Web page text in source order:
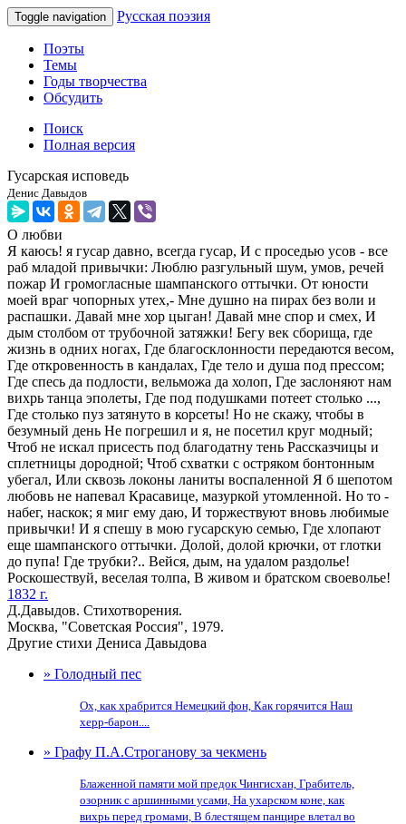
Toggle navigation Русская поэзия
Поэты
Темы
Годы творчества
Обсудить
Поиск
Полная версия
Гусарская исповедь
Денис Давыдов
О любви
Я каюсь! я гусар давно, всегда гусар, И с проседью усов - все
раб младой привычки: Люблю разгульный шум, умов, речей
пожар И громогласные шампанского оттычки. От юности
моей враг чопорных утех,- Мне душно на пирах без воли и
распашки. Давай мне хор цыган! Давай мне спор и смех, И
дым столбом от трубочной затяжки! Бегу век сборища, где
жизнь в одних ногах, Где благосклонности передаются весом,
Где откровенность в кандалах, Где тело и душа под прессом;
Где спесь да подлости, вельможа да холоп, Где заслоняют нам
вихрь танца эполеты, Где под подушками потеет столько ...,
Где столько пуз затянуто в корсеты! Но не скажу, чтобы в
безумный день Не погрешил и я, не посетил круг модный;
Чтоб не искал присесть под благодатну тень Рассказчицы и
сплетницы дородной; Чтоб схватки с остряком бонтонным
убегал, Или сквозь локоны ланиты воспаленной Я б шепотом
любовь не напевал Красавице, мазуркой утомленной. Но то -
набег, наскок; я миг ему даю, И торжествуют вновь любимые
привычки! И я спешу в мою гусарскую семью, Где хлопают
еще шампанского оттычки. Долой, долой крючки, от глотки
до пупа! Где трубки?.. Вейся, дым, на удалом раздолье!
Роскошествуй, веселая толпа, В живом и братском своеволье!
1832 г.
Д.Давыдов. Стихотворения.
Москва, "Советская Россия", 1979.
Другие стихи Дениса Давыдова
» Голодный пес
Ох, как храбрится Немецкий фон, Как горячится Наш
херр-барон....
» Графу П.А.Строганову за чекмень
Блаженной памяти мой предок Чингисхан, Грабитель,
озорник с аршинными усами, На ухарском коне, как
вихрь перед громами, В блестящем панцире влетал во